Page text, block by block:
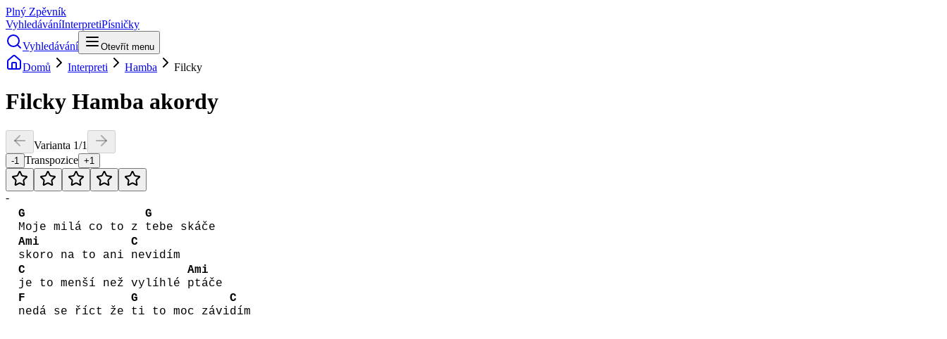
Plný Zpěvník
VyhledáváníInterpretiPísničky
Vyhledávání
Otevřít menu
Domů Interpreti Hamba Filcky
Filcky Hamba akordy
Varianta 1/1
-1 Transpozice +1
-
G
Moje milá co to z
G
tebe skáče
Ami
skoro na to ani
C
nevidím
C
je to menší než vylíhlé
Ami
ptáče
F
nedá se říct že
G
ti to moc závi
C
dím